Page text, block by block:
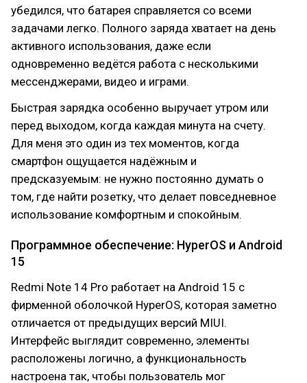
убедился, что батарея справляется со всеми
задачами легко. Полного заряда хватает на день
активного использования, даже если
одновременно ведётся работа с несколькими
мессенджерами, видео и играми.
Быстрая зарядка особенно выручает утром или
перед выходом, когда каждая минута на счету.
Для меня это один из тех моментов, когда
смартфон ощущается надёжным и
предсказуемым: не нужно постоянно думать о
том, где найти розетку, что делает повседневное
использование комфортным и спокойным.
Программное обеспечение: HyperOS и Android
15
Redmi Note 14 Pro работает на Android 15 с
фирменной оболочкой HyperOS, которая заметно
отличается от предыдущих версий MIUI.
Интерфейс выглядит современно, элементы
расположены логично, а функциональность
настроена так, чтобы пользователь мог